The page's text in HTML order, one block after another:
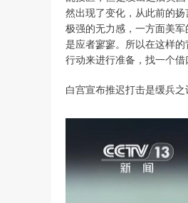
然出现了变化，从此前的
极强的无力感，一方面美
是应者寥寥。所以在这样
行动来进行准备，找一个借
白宫宣布推迟打击是缓兵之